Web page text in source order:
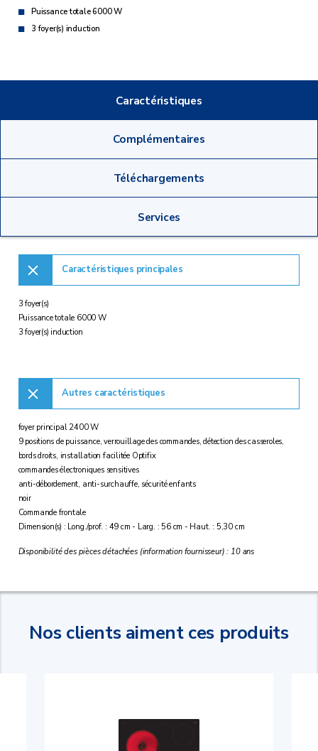
Puissance totale 6000 W
3 foyer(s) induction
Caractéristiques
Complémentaires
Téléchargements
Services
Caractéristiques principales
3 foyer(s)
Puissance totale 6000 W
3 foyer(s) induction
Autres caractéristiques
foyer principal 2400 W
9 positions de puissance, verrouillage des commandes, détection des casseroles,
bords droits, installation facilitée Optifix
commandes électroniques sensitives
anti-débordement, anti-surchauffe, sécurité enfants
noir
Commande frontale
Dimension(s) : Long./prof. : 49 cm - Larg. : 56 cm - Haut. : 5,30 cm
Disponibilité des pièces détachées (information fournisseur) : 10 ans
Nos clients aiment ces produits